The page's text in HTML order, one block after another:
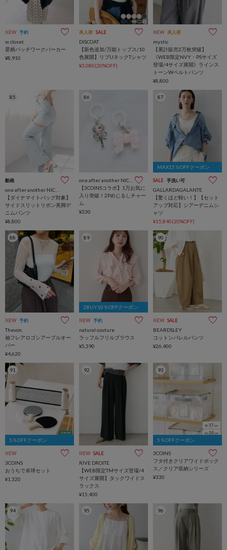
NEW 予約
w closet
星柄パッチワークパーカー
¥8,910
再入荷 SALE
DISCOAT
【新色追加/万能トップス/10
色展開】リブUネックTシャツ
¥3,080(20%OFF)
NEW 再入荷
mystic
【累計販売2万枚突破】
《WEB限定NVY・PSサイズ
登場/4サイズ展開》ラインス
トーンWベルトパンツ
¥8,800
85
動画
【ダイナマイトバッグ対象】
サイドスリットリボン美脚デ
ニムパンツ
¥8,800
86
【3COINSコラボ】1万お気に
入り突破！2Pめじるしチャー
ム
¥330
87
MAX15％OFFクーポン
SALE 手洗い可
GALLARDAGALANTE
【驚くほど軽い！】【セット
アップ対応】シアーデニムシ
ャツ
¥15,840(20%OFF)
88
NEW 予約
Thevon.
袖フレアロゴシアープルオー
バー
¥4,620
89
2BUY10％OFFクーポン
NEW 予約
natural couture
ラッフルフリルブラウス
¥5,390
90
NEW SALE
BEARDSLEY
コットンバレルパンツ
¥26,400
91
5％OFFクーポン
NEW
3COINS
おうちで卓球セット
¥1,320
92
NEW SALE
RIVE DROITE
【WEB限定TMサイズ登場/4
サイズ展開】タックワイドス
ラックス
¥15,400
93
5％OFFクーポン
3COINS
フタ付きクリアワイドボック
ス／クリア収納シリーズ
¥330
94 95 96